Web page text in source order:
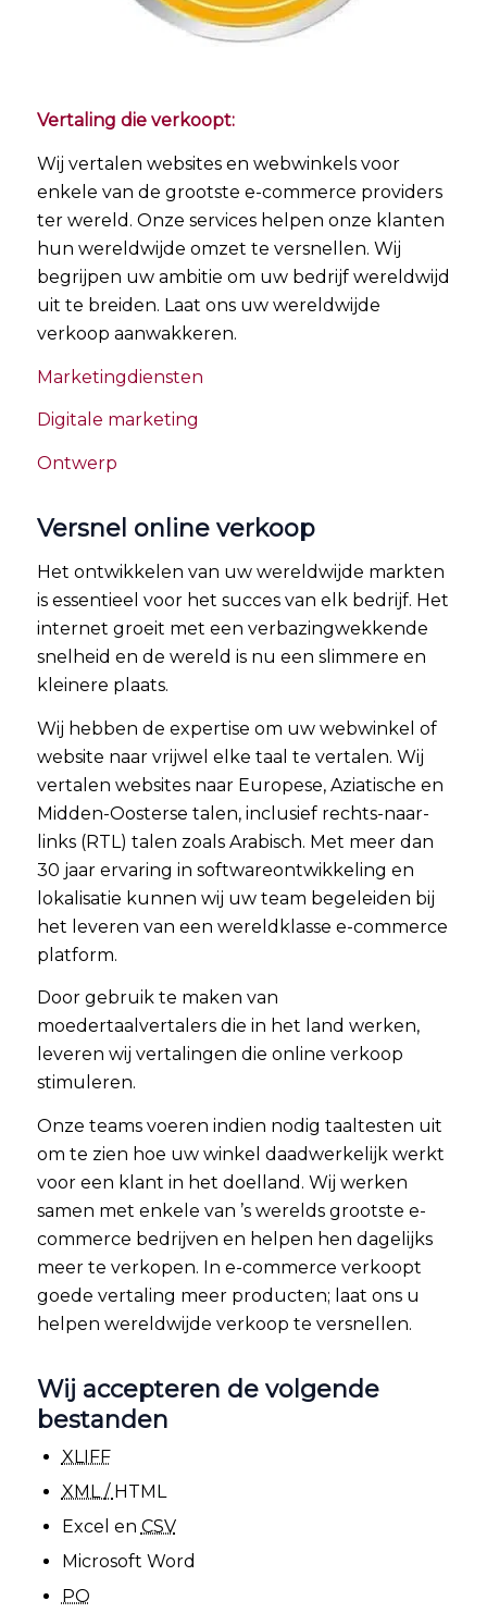
Vertaling die verkoopt:
Wij vertalen websites en webwinkels voor
enkele van de grootste e-commerce providers
ter wereld. Onze services helpen onze klanten
hun wereldwijde omzet te versnellen. Wij
begrijpen uw ambitie om uw bedrijf wereldwijd
uit te breiden. Laat ons uw wereldwijde
verkoop aanwakkeren.
Marketingdiensten
Digitale marketing
Ontwerp
Versnel online verkoop
Het ontwikkelen van uw wereldwijde markten
is essentieel voor het succes van elk bedrijf. Het
internet groeit met een verbazingwekkende
snelheid en de wereld is nu een slimmere en
kleinere plaats.
Wij hebben de expertise om uw webwinkel of
website naar vrijwel elke taal te vertalen. Wij
vertalen websites naar Europese, Aziatische en
Midden-Oosterse talen, inclusief rechts-naar-
links (RTL) talen zoals Arabisch. Met meer dan
30 jaar ervaring in softwareontwikkeling en
lokalisatie kunnen wij uw team begeleiden bij
het leveren van een wereldklasse e-commerce
platform.
Door gebruik te maken van
moedertaalvertalers die in het land werken,
leveren wij vertalingen die online verkoop
stimuleren.
Onze teams voeren indien nodig taaltesten uit
om te zien hoe uw winkel daadwerkelijk werkt
voor een klant in het doelland. Wij werken
samen met enkele van ’s werelds grootste e-
commerce bedrijven en helpen hen dagelijks
meer te verkopen. In e-commerce verkoopt
goede vertaling meer producten; laat ons u
helpen wereldwijde verkoop te versnellen.
Wij accepteren de volgende
bestanden
XLIFF
XML / HTML
Excel en CSV
Microsoft Word
PO